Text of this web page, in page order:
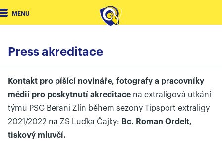
MENU
Press akreditace
Kontakt pro píšící novináře, fotografy a pracovníky
médií pro poskytnutí akreditace na extraligová utkání
týmu PSG Berani Zlín během sezony Tipsport extraligy
2021/2022 na ZS Luďka Čajky: Bc. Roman Ordelt,
tiskový mluvčí.